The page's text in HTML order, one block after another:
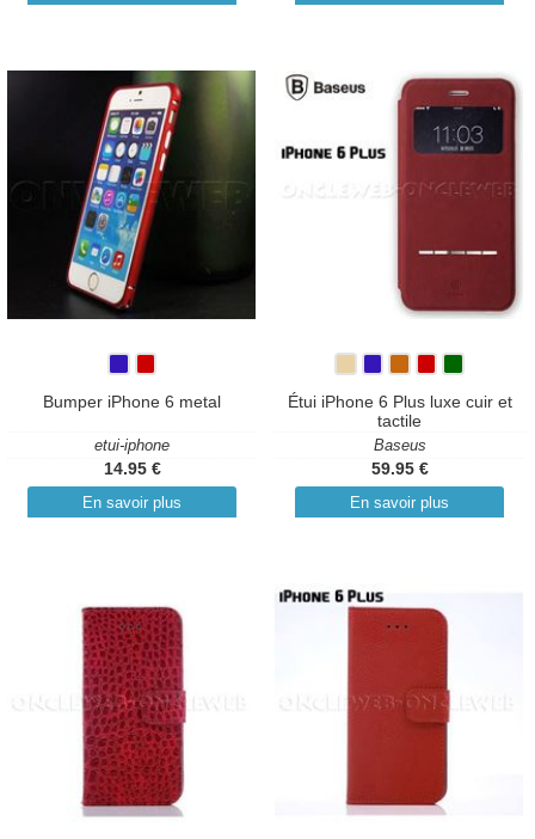
Bumper iPhone 6 metal
etui-iphone
14.95 €
En savoir plus
Étui iPhone 6 Plus luxe cuir et
tactile
Baseus
59.95 €
En savoir plus